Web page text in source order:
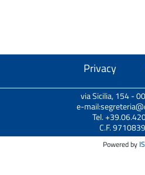
Privacy
via Sicilia, 154 -
e-
Tel.
C.F.
Powered by